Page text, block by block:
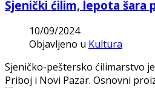
Sjenički ćilim, lepota šara
10/09/2024
Objavljeno u Kultura
Sjeničko-peštersko ćilimarstvo
Priboj i Novi Pazar. Osnovni